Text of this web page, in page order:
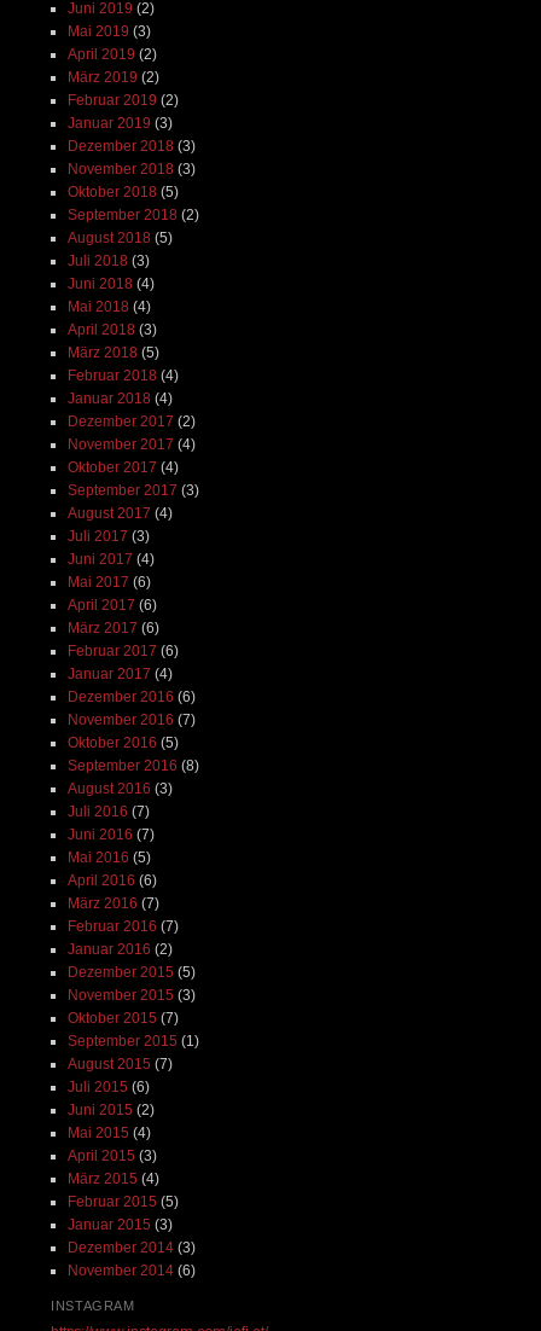
Juni 2019 (2)
Mai 2019 (3)
April 2019 (2)
März 2019 (2)
Februar 2019 (2)
Januar 2019 (3)
Dezember 2018 (3)
November 2018 (3)
Oktober 2018 (5)
September 2018 (2)
August 2018 (5)
Juli 2018 (3)
Juni 2018 (4)
Mai 2018 (4)
April 2018 (3)
März 2018 (5)
Februar 2018 (4)
Januar 2018 (4)
Dezember 2017 (2)
November 2017 (4)
Oktober 2017 (4)
September 2017 (3)
August 2017 (4)
Juli 2017 (3)
Juni 2017 (4)
Mai 2017 (6)
April 2017 (6)
März 2017 (6)
Februar 2017 (6)
Januar 2017 (4)
Dezember 2016 (6)
November 2016 (7)
Oktober 2016 (5)
September 2016 (8)
August 2016 (3)
Juli 2016 (7)
Juni 2016 (7)
Mai 2016 (5)
April 2016 (6)
März 2016 (7)
Februar 2016 (7)
Januar 2016 (2)
Dezember 2015 (5)
November 2015 (3)
Oktober 2015 (7)
September 2015 (1)
August 2015 (7)
Juli 2015 (6)
Juni 2015 (2)
Mai 2015 (4)
April 2015 (3)
März 2015 (4)
Februar 2015 (5)
Januar 2015 (3)
Dezember 2014(3)
November 2014(6)
INSTAGRAM